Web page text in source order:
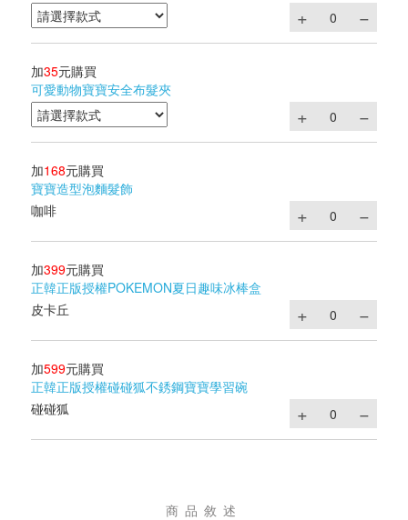
加35元購買
可愛動物寶寶安全布髮夾
加168元購買
寶寶造型泡麵髮飾
咖啡
加399元購買
正韓正版授權POKEMON夏日趣味冰棒盒
皮卡丘
加599元購買
正韓正版授權碰碰狐不銹鋼寶寶學習碗
碰碰狐
商品敘述